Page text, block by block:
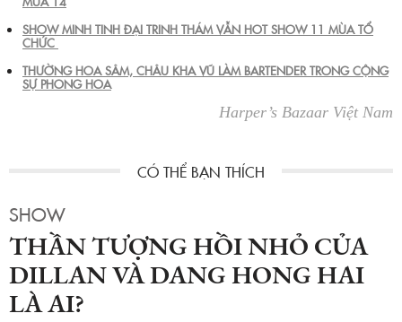
SHOW MINH TINH ĐẠI TRINH THÁM VẪN HOT SHOW 11 MÙA TỔ
CHỨC
THƯỜNG HOA SÂM, CHÂU KHA VŨ LÀM BARTENDER TRONG CỘNG
SỰ PHONG HOA
Harper’s Bazaar Việt Nam
SHOW
THẦN TƯỢNG HỒI NHỎ CỦA
DILLAN VÀ DANG HONG HAI
LÀ AI?